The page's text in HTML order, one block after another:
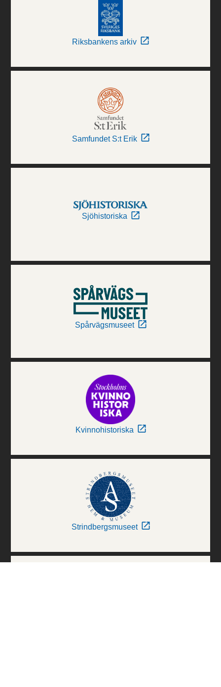
Riksbankens arkiv
Samfundet S:t Erik
Sjöhistoriska
Spårvägsmuseet
Kvinnohistoriska
Strindbergsmuseet